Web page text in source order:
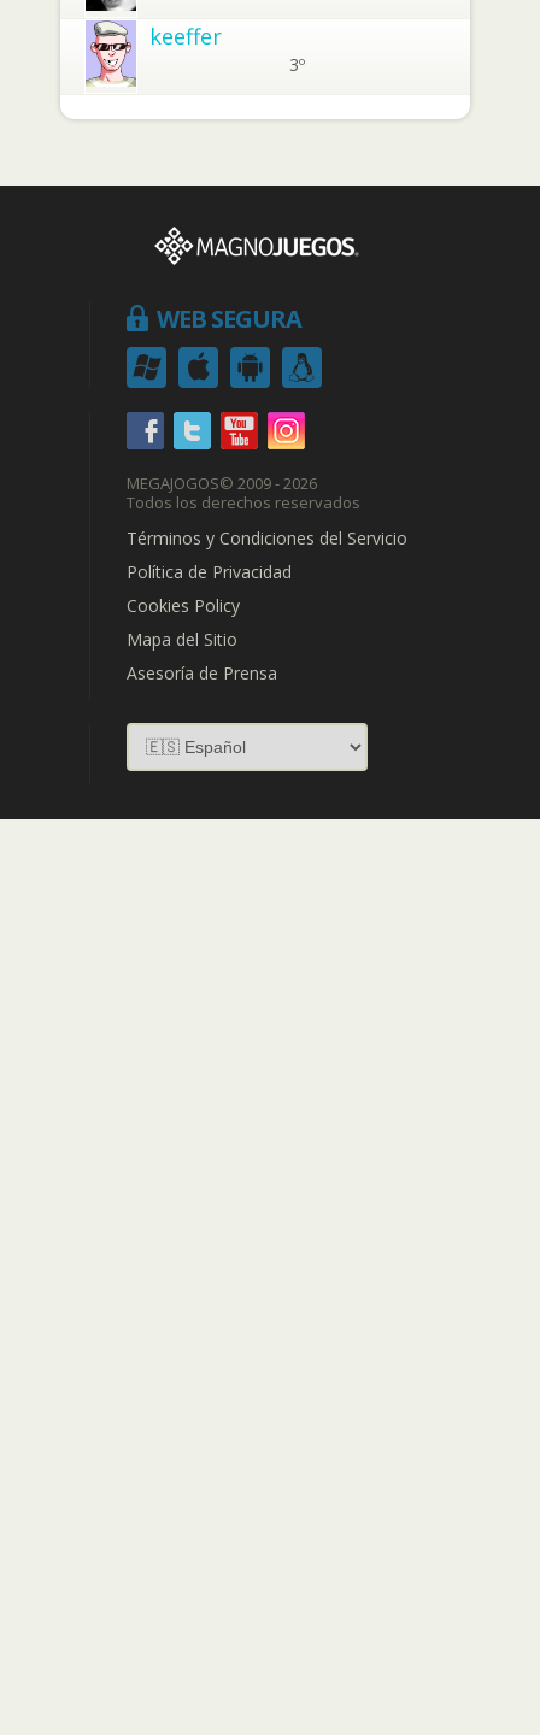
keeffer
3º
WEB SEGURA
MEGAJOGOS© 2009 - 2026
Todos los derechos reservados
Términos y Condiciones del Servicio
Política de Privacidad
Cookies Policy
Mapa del Sitio
Asesoría de Prensa